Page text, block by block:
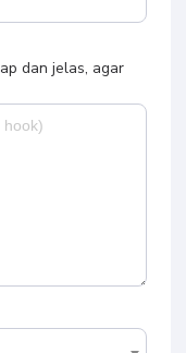
dan jelas, agar